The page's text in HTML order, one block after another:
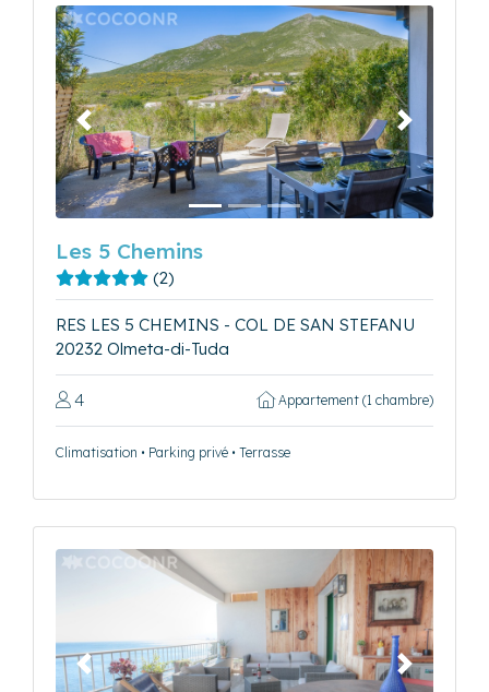
Précédent Suivant
Les 5 Chemins
(2)
RES LES 5 CHEMINS - COL DE SAN STEFANU
20232 Olmeta-di-Tuda
4 Appartement (1 chambre)
Climatisation • Parking privé • Terrasse
Précédent Suivant